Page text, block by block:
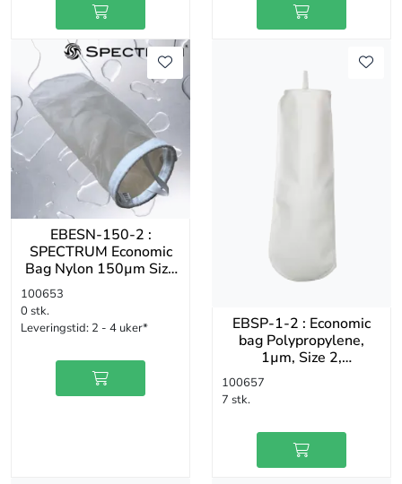
EBESN-150-2 :
SPECTRUM Economic
Bag Nylon 150µm Size
2 Stainless Steel Neck
100653
0 stk.
Leveringstid: 2 - 4 uker*
EBSP-1-2 : Economic
bag Polypropylene,
1µm, Size 2,
Polypropylene Std neck
100657
7 stk.